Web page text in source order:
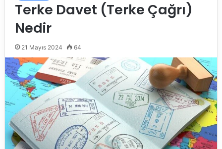
Terke Davet (Terke Çağrı)
Nedir
21 Mayıs 2024 64